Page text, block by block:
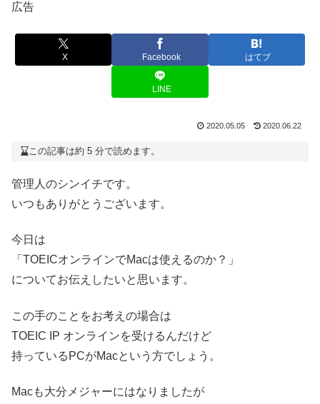
広告
X Facebook はてブ
LINE
2020.05.05 2020.06.22
この記事は約 5 分で読めます。
管理人のシンイチです。
いつもありがとうございます。
今日は
「TOEICオンラインでMacは使えるのか？」
についてお伝えしたいと思います。
この手のことをお考えの場合は
TOEIC IP オンラインを受けるんだけど
持っているPCがMacという方でしょう。
Macも大分メジャーにはなりましたが